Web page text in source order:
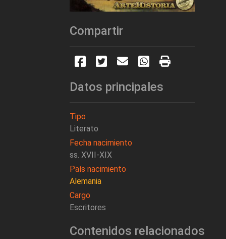
Compartir
Datos principales
Tipo
Literato
Fecha nacimiento
ss. XVII-XIX
País nacimiento
Alemania
Cargo
Escritores
Contenidos relacionados